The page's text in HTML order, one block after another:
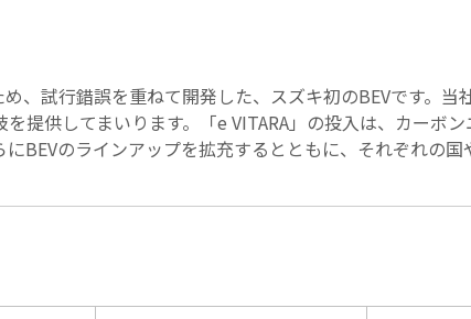
、試行錯誤を重ねて開発した、スズキ初のBEVです。
提供してまいります。「e VITARA」の投入は、カーボ
BEVのラインアップを拡充するとともに、それぞれの